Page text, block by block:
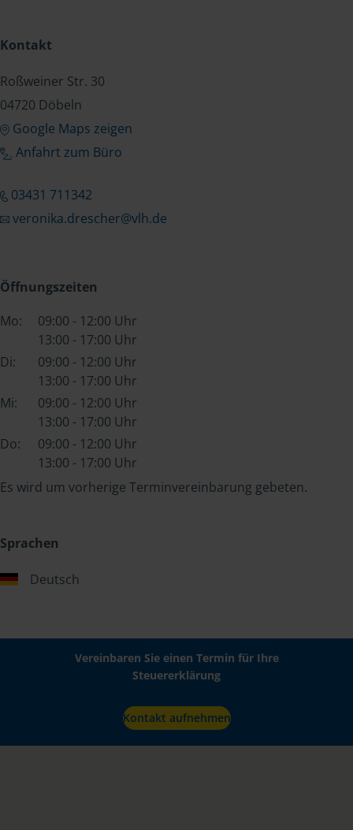
Kontakt
Roßweiner Str. 30
04720 Döbeln
Google Maps zeigen
Anfahrt zum Büro
03431 711342
veronika.drescher@vlh.de
Öffnungszeiten
Mo:
09:00 - 12:00 Uhr
13:00 - 17:00 Uhr
Di:
09:00 - 12:00 Uhr
13:00 - 17:00 Uhr
Mi:
09:00 - 12:00 Uhr
13:00 - 17:00 Uhr
Do:
09:00 - 12:00 Uhr
13:00 - 17:00 Uhr
Es wird um vorherige Terminvereinbarung gebeten.
Sprachen
Deutsch
Vereinbaren Sie einen Termin für Ihre
Steuererklärung
Kontakt aufnehmen